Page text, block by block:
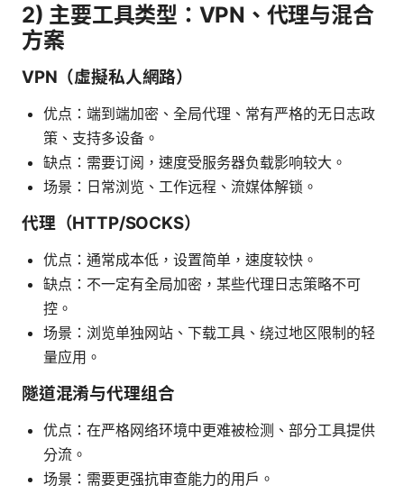
2) 主要工具类型：VPN、代理与混合
方案
VPN（虛擬私人網路）
优点：端到端加密、全局代理、常有严格的无日志政
策、支持多设备。
缺点：需要订阅，速度受服务器负载影响较大。
场景：日常浏览、工作远程、流媒体解锁。
代理（HTTP/SOCKS）
优点：通常成本低，设置简单，速度较快。
缺点：不一定有全局加密，某些代理日志策略不可
控。
场景：浏览单独网站、下载工具、绕过地区限制的轻
量应用。
隧道混淆与代理组合
优点：在严格网络环境中更难被检测、部分工具提供
分流。
场景：需要更强抗审查能力的用户。